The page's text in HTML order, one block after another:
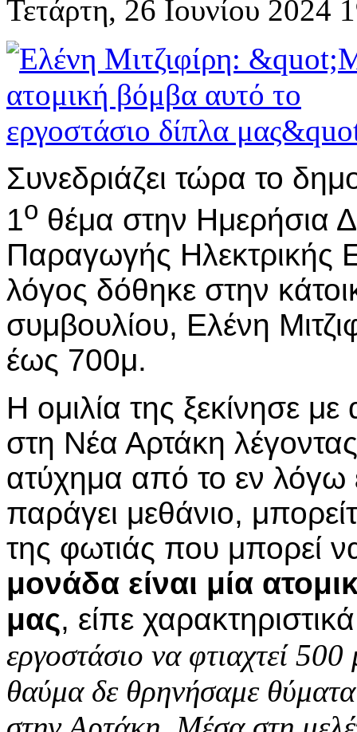
Τετάρτη, 26 Ιουνίου 2024
Συνεδριάζει τώρα το
1ο θέμα στην Ημερήσια
Παραγωγής Ηλεκτρικής
λόγος δόθηκε στην
συμβουλίου, Ελένη
έως 700μ.
Η ομιλία της ξεκίνησε
στη Νέα Αρτάκη
ατύχημα από το εν λόγω
παράγει μεθάνιο,
της φωτιάς που μπορεί
μονάδα είναι μία
μας, είπε
εργοστάσιο να φτιαχτεί
θαύμα δε θρηνήσαμε